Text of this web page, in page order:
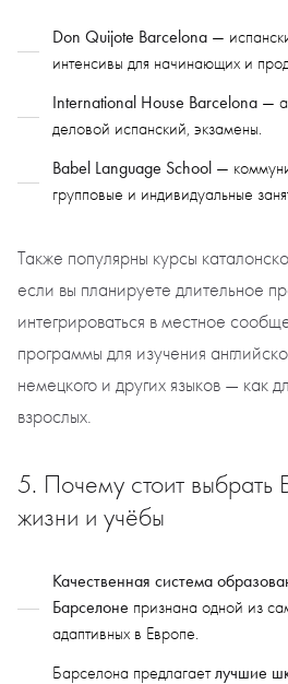
Don Quijote Barcelona —
интенсивы для начинающих и
International House Barcelona —
деловой испанский, экзамены.
Babel Language School —
групповые и индивидуальные
Также популярны курсы
если вы планируете длительное
интегрироваться в местное
программы для изучения
немецкого и других языков — как
взрослых.
5. Почему стоит выбрать
жизни и учёбы
Качественная система
Барселоне признана одной из
адаптивных в Европе.
Барселона предлагаетлучшие